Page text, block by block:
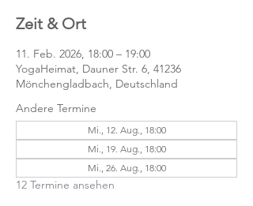
Zeit & Ort
11. Feb. 2026, 18:00 – 19:00
YogaHeimat, Dauner Str. 6, 41236
Mönchengladbach, Deutschland
Andere Termine
Mi., 12. Aug., 18:00
Mi., 19. Aug., 18:00
Mi., 26. Aug., 18:00
12 Termine ansehen